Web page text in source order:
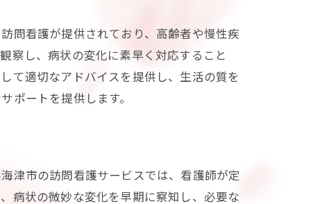
問看護が提供されており、高齢者や慢性疾
察し、病状の変化に素早く対応すること
て適切なアドバイスを提供し、生活の質を
ポートを提供します。
津市の訪問看護サービスでは、看護師が定
病状の微妙な変化を早期に察知し、必要な